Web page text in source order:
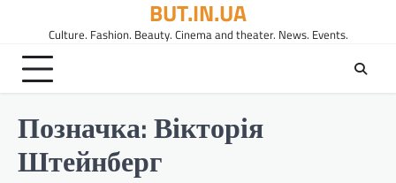
вмісту
BUT.IN.UA
Culture. Fashion. Beauty. Cinema and theater. News. Events.
Позначка:Вікторія
Штейнберг